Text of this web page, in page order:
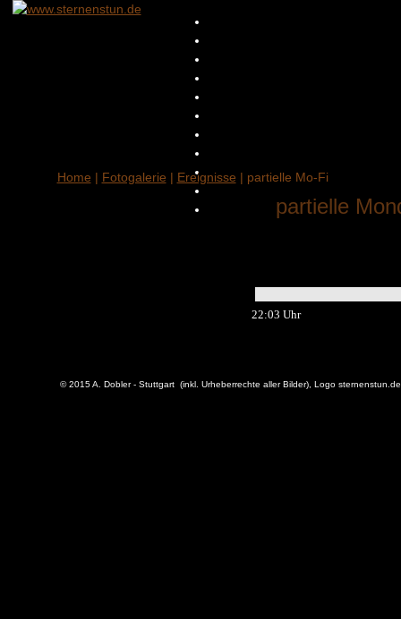
Home | Fotogalerie | Ereignisse | partielle Mo-Fi
partielle
22:03 Uhr
© 2015 A. Dobler - Stuttgart (inkl. Urheberrechte aller Bilder), Logo